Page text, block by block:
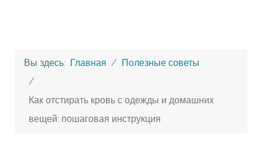
Вы здесь: Главная Полезные советы
Как отстирать кровь с одежды и домашних
вещей: пошаговая инструкция